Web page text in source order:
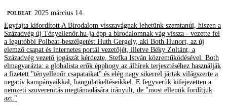
‎POLBEAT
2025 március 14.
Egyfajta kifordított A Birodalom visszavágnak lehetünk szemtanúi, hiszen a
Századvég új Tényellenőr.hu-ja épp a birodalomnak vág vissza - vezette fel
a legutóbbi Polbeat-beszélgetést Huth Gergely, aki Both Hunort, az új
elemző csapat és internetes portál vezetőjét, illetve Béky Zoltánt, a
Századvég vezető jogászát kérdezte, Stefka István közreműködésével. Both
elmagyarázta: a globalista erők épphogy az álhírek terjesztéséhez használják
a fizetett "tényellenőr csapataikat" és elég nagy sikerrel jártak világszerte a
negatív kampányaikkal, hangulatkeltéseikkel. E fegyverük kifejezetten a
nemzeti szuverenitás megtámadására irányult, de "most ellenük fordítjuk
azt."